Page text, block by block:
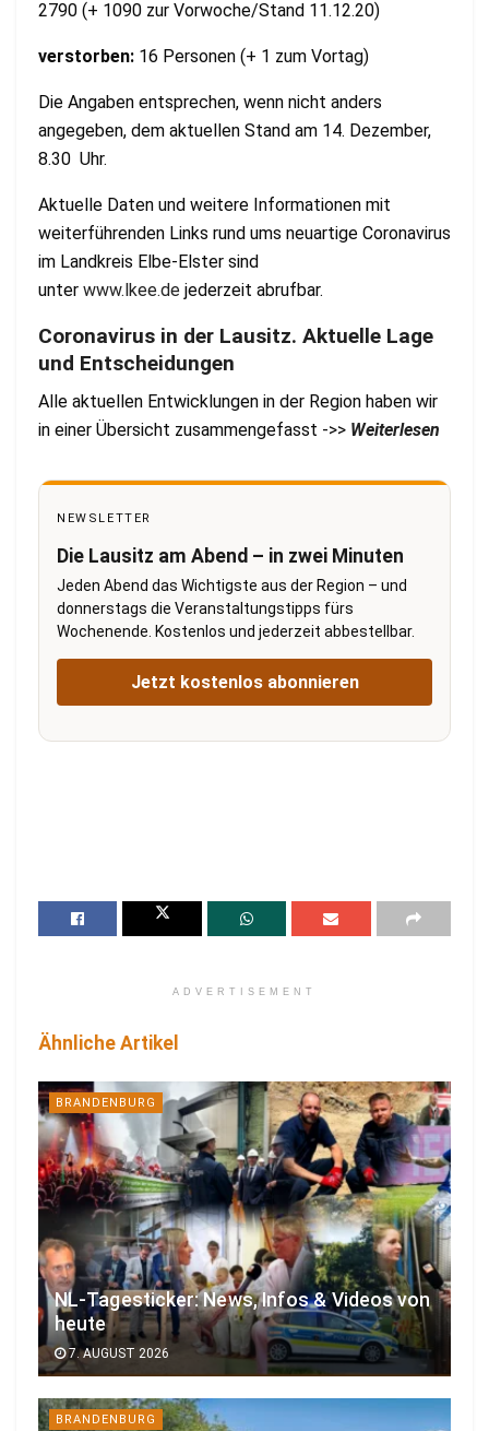
2790 (+ 1090 zur Vorwoche/Stand 11.12.20)
verstorben: 16 Personen (+ 1 zum Vortag)
Die Angaben entsprechen, wenn nicht anders
angegeben, dem aktuellen Stand am 14. Dezember,
8.30 Uhr.
Aktuelle Daten und weitere Informationen mit
weiterführenden Links rund ums neuartige Coronavirus
im Landkreis Elbe-Elster sind
unter www.lkee.de jederzeit abrufbar.
Coronavirus in der Lausitz. Aktuelle Lage
und Entscheidungen
Alle aktuellen Entwicklungen in der Region haben wir
in einer Übersicht zusammengefasst ->> Weiterlesen
NEWSLETTER
Die Lausitz am Abend – in zwei Minuten
Jeden Abend das Wichtigste aus der Region – und
donnerstags die Veranstaltungstipps fürs
Wochenende. Kostenlos und jederzeit abbestellbar.
Jetzt kostenlos abonnieren
ADVERTISEMENT
Ähnliche Artikel
BRANDENBURG
NL-Tagesticker: News, Infos & Videos von
heute
7. AUGUST 2026
BRANDENBURG